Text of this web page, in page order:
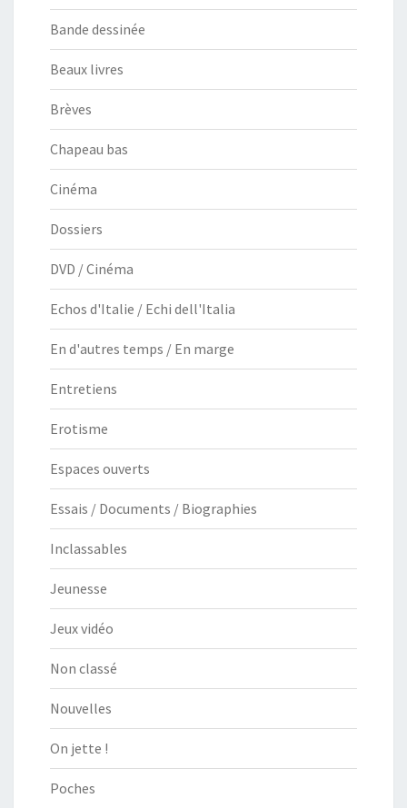
Bande dessinée
Beaux livres
Brèves
Chapeau bas
Cinéma
Dossiers
DVD / Cinéma
Echos d'Italie / Echi dell'Italia
En d'autres temps / En marge
Entretiens
Erotisme
Espaces ouverts
Essais / Documents / Biographies
Inclassables
Jeunesse
Jeux vidéo
Non classé
Nouvelles
On jette !
Poches